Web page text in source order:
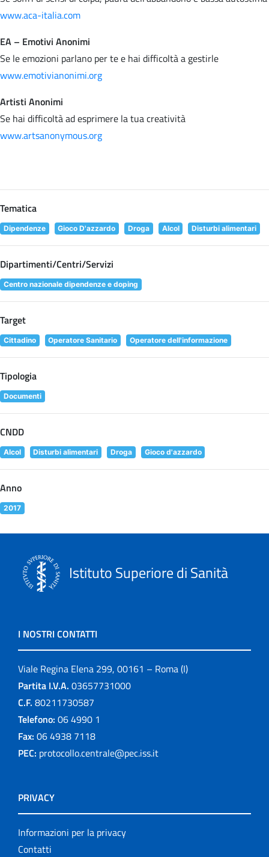
www.aca-italia.com
EA – Emotivi Anonimi
Se le emozioni parlano per te e hai difficoltà a gestirle
www.emotivianonimi.org
Artisti Anonimi
Se hai difficoltà ad esprimere la tua creatività
www.artsanonymous.org
Tematica
Dipendenze Gioco D'azzardo Droga Alcol Disturbi alimentari
Dipartimenti/Centri/Servizi
Centro nazionale dipendenze e doping
Target
Cittadino Operatore Sanitario Operatore dell'informazione
Tipologia
Documenti
CNDD
Alcol Disturbi alimentari Droga Gioco d'azzardo
Anno
2017
Istituto Superiore di Sanità
I NOSTRI CONTATTI
Viale Regina Elena 299, 00161 – Roma (I)
Partita I.V.A. 03657731000
C.F. 80211730587
Telefono: 06 4990 1
Fax: 06 4938 7118
PEC: protocollo.centrale@pec.iss.it
PRIVACY
Informazioni per la privacy
Contatti